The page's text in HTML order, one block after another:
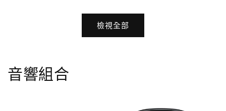
檢視全部
音響組合